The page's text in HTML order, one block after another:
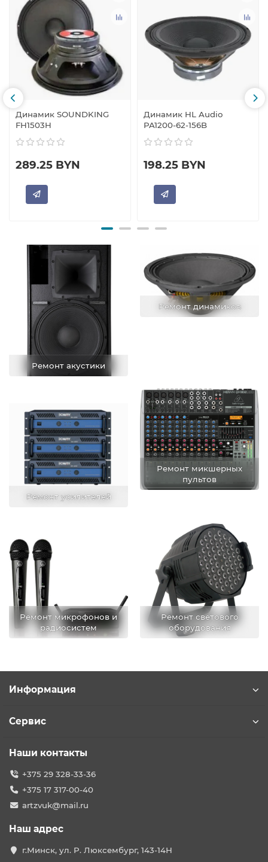
Динамик SOUNDKING
FH1503H
289.25 BYN
Динамик HL Audio
PA1200-62-156B
198.25 BYN
Ремонт акустики
Ремонт динамиков
Ремонт усилителей
Ремонт микшерных
пультов
Ремонт микрофонов и
радиосистем
Ремонт светового
оборудования
Информация
Сервис
Наши контакты
+375 29 328-33-36
+375 17 317-00-40
artzvuk@mail.ru
Наш адрес
г.Минск, ул. Р. Люксембург, 143-14Н